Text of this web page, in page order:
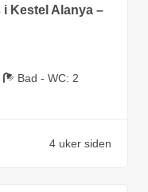
Kestel Alanya –
Bad - WC: 2
4 uker siden